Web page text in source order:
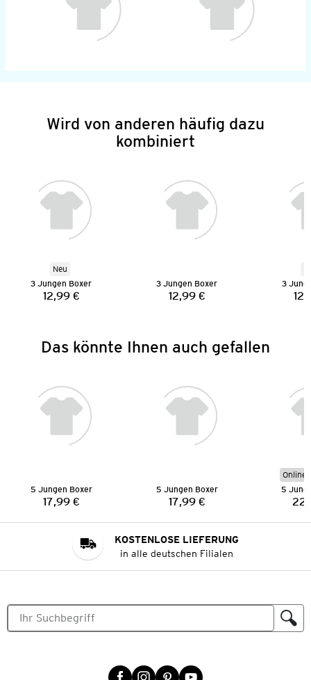
Wird von anderen häufig dazu
kombiniert
Neu
3 Jungen Boxer
Preis:
12,99 €
3 Jungen Boxer
Preis:
12,99 €
3
Das könnte Ihnen auch gefallen
5 Jungen Boxer
Preis:
17,99 €
5 Jungen Boxer
Preis:
17,99 €
Online
5
KOSTENLOSE LIEFERUNG
in alle deutschen Filialen